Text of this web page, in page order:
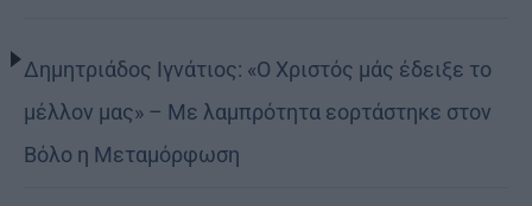
Δημητριάδος Ιγνάτιος: «Ο Χριστός μάς έδειξε το
μέλλον μας» – Με λαμπρότητα εορτάστηκε στον
Βόλο η Μεταμόρφωση